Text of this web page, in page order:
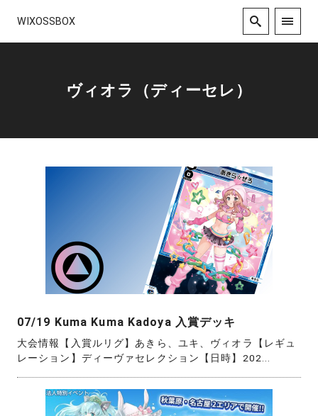
WIXOSSBOX
ヴィオラ（ディーセレ）
07/19 Kuma Kuma Kadoya 入賞デッキ
大会情報【入賞ルリグ】あきら、ユキ、ヴィオラ【レギュ
レーション】ディーヴァセレクション【日時】202...